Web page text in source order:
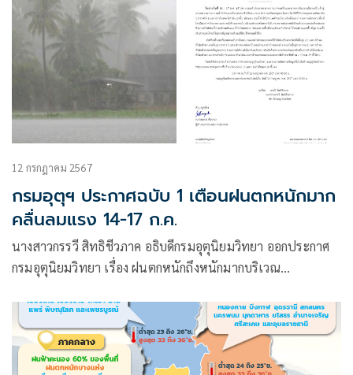
12 กรกฎาคม 2567
กรมอุตุฯ ประกาศฉบับ 1 เตือนฝนตกหนักมาก
คลื่นลมแรง 14-17 ก.ค.
นางสาวกรรวี สิทธิชีวภาค อธิบดีกรมอุตุนิยมวิทยา ออกประกาศ
กรมอุตุนิยมวิทยา เรื่อง ฝนตกหนักถึงหนักมากบริเวณ
ฉบับที่ 1